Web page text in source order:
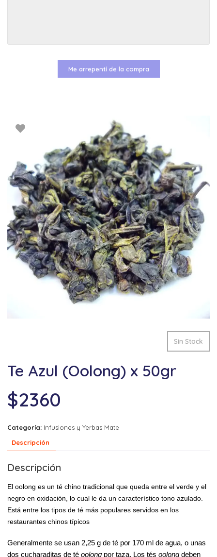
Sin Stock
Te Azul (Oolong) x 50gr
$2360
Categoría: Infusiones y Yerbas Mate
Descripción
Descripción
El oolong es un té chino tradicional que queda entre el verde y el
negro en oxidación, lo cual le da un característico tono azulado.​
Está entre los tipos de té más populares servidos en los
restaurantes chinos típicos
Generalmente se usan 2,25 g de té por 170 ml de agua, o unas
dos cucharaditas de té oolong por taza. Los tés oolong deben
Me arrepentí de la compra